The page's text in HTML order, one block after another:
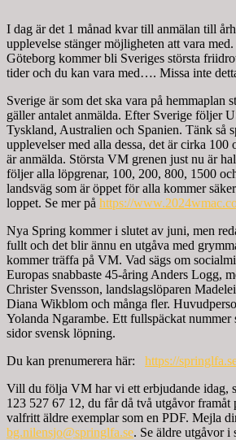
I dag är det 1 månad kvar till anmälan till
upplevelse stänger möjligheten att vara
Göteborg kommer bli Sveriges största
tider och du kan vara med…. Missa inte
Sverige är som det ska vara på hemmaplan
gäller antalet anmälda. Efter Sverige följer
Tyskland, Australien och Spanien. Tänk så
upplevelser med alla dessa, det är cirka 100
är anmälda. Största VM grenen just nu är
följer alla löpgrenar, 100, 200, 800, 1500
landsväg som är öppet för alla kommer
loppet. Se mer på https://
Nya Spring kommer i slutet av juni, men
fullt och det blir ännu en utgåva med
kommer träffa på VM. Vad sägs om
Europas snabbaste 45-åring Anders Logg,
Christer Svensson, landslagslöparen
Diana Wikblom och många fler.
Yolanda Ngarambe. Ett fullspäckat
sidor svensk löpning.
Du kan prenumerera här: https://
Vill du följa VM har vi ett erbjudande idag,
123 527 67 12, du får då två utgåvor framåt
valfritt äldre exemplar som en PDF. Mejla
bg.nilensjo@springlfa.se. Se äldre utgåvor i